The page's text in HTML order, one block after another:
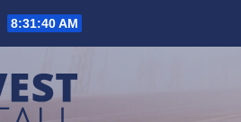
8:31:41 AM